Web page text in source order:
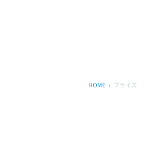
HOME プライズ